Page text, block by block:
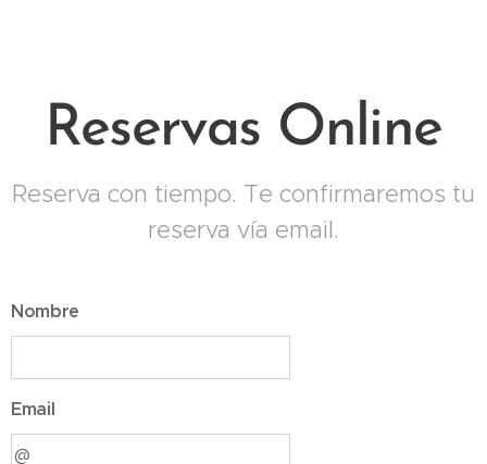
Reservas Online
Reserva con tiempo. Te confirmaremos tu
reserva vía email.
Nombre
Email